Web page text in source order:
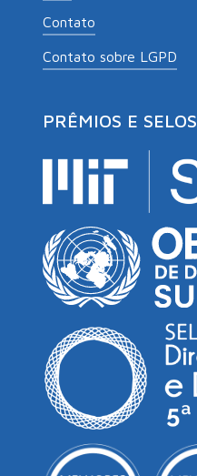
Contato
Contato sobre LGPD
PRÊMIOS E SELOS